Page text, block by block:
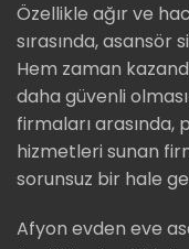
Özellikle ağır ve
sırasında,
Hem zaman
daha güvenli
firmaları arasında,
hizmetleri sunan
sorunsuz bir hale
Afyon evden eve